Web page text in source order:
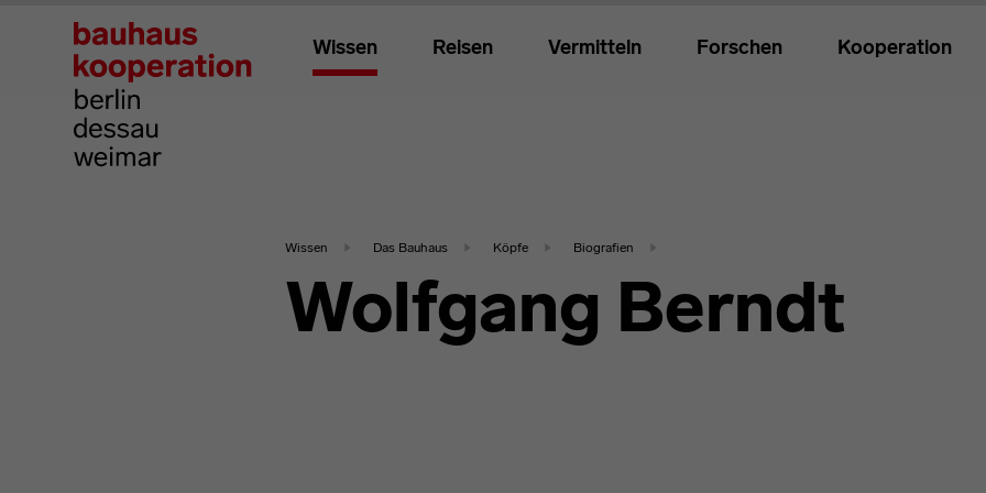
Wissen Reisen Vermitteln Forschen Kooperation
Wissen Das Bauhaus Köpfe Biografien
Wolfgang Berndt